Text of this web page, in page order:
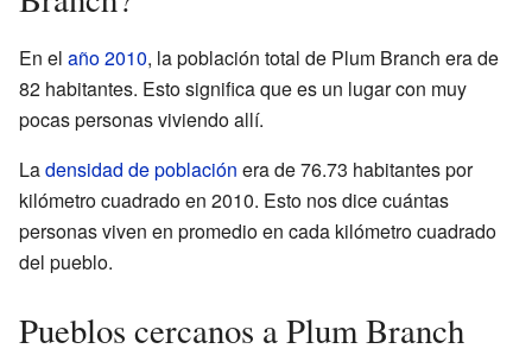
En el año 2010, la población total de Plum Branch era de
82 habitantes. Esto significa que es un lugar con muy
pocas personas viviendo allí.
Ladensidad de población era de 76.73 habitantes por
kilómetro cuadrado en 2010. Esto nos dice cuántas
personas viven en promedio en cada kilómetro cuadrado
del pueblo.
Pueblos cercanos a Plum Branch